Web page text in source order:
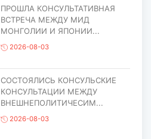
ПРОШЛА КОНСУЛЬТАТИВНАЯ
ВСТРЕЧА МЕЖДУ МИД
МОНГОЛИИ И ЯПОНИИ...
2026-08-03
СОСТОЯЛИСЬ КОНСУЛЬСКИЕ
КОНСУЛЬТАЦИИ МЕЖДУ
ВНЕШНЕПОЛИТИЧЕСИМ...
2026-08-03